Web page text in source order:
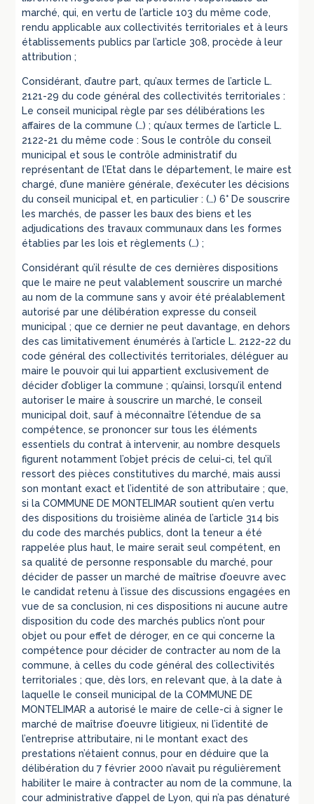
marché, qui, en vertu de l’article 103 du même code,
rendu applicable aux collectivités territoriales et à leurs
établissements publics par l’article 308, procède à leur
attribution ;
Considérant, d’autre part, qu’aux termes de l’article L.
2121-29 du code général des collectivités territoriales :
Le conseil municipal règle par ses délibérations les
affaires de la commune (…) ; qu’aux termes de l’article L.
2122-21 du même code : Sous le contrôle du conseil
municipal et sous le contrôle administratif du
représentant de l’Etat dans le département, le maire est
chargé, d’une manière générale, d’exécuter les décisions
du conseil municipal et, en particulier : (…) 6° De souscrire
les marchés, de passer les baux des biens et les
adjudications des travaux communaux dans les formes
établies par les lois et règlements (…) ;
Considérant qu’il résulte de ces dernières dispositions
que le maire ne peut valablement souscrire un marché
au nom de la commune sans y avoir été préalablement
autorisé par une délibération expresse du conseil
municipal ; que ce dernier ne peut davantage, en dehors
des cas limitativement énumérés à l’article L. 2122-22 du
code général des collectivités territoriales, déléguer au
maire le pouvoir qui lui appartient exclusivement de
décider d’obliger la commune ; qu’ainsi, lorsqu’il entend
autoriser le maire à souscrire un marché, le conseil
municipal doit, sauf à méconnaître l’étendue de sa
compétence, se prononcer sur tous les éléments
essentiels du contrat à intervenir, au nombre desquels
figurent notamment l’objet précis de celui-ci, tel qu’il
ressort des pièces constitutives du marché, mais aussi
son montant exact et l’identité de son attributaire ; que,
si la COMMUNE DE MONTELIMAR soutient qu’en vertu
des dispositions du troisième alinéa de l’article 314 bis
du code des marchés publics, dont la teneur a été
rappelée plus haut, le maire serait seul compétent, en
sa qualité de personne responsable du marché, pour
décider de passer un marché de maîtrise d’oeuvre avec
le candidat retenu à l’issue des discussions engagées en
vue de sa conclusion, ni ces dispositions ni aucune autre
disposition du code des marchés publics n’ont pour
objet ou pour effet de déroger, en ce qui concerne la
compétence pour décider de contracter au nom de la
commune, à celles du code général des collectivités
territoriales ; que, dès lors, en relevant que, à la date à
laquelle le conseil municipal de la COMMUNE DE
MONTELIMAR a autorisé le maire de celle-ci à signer le
marché de maîtrise d’oeuvre litigieux, ni l’identité de
l’entreprise attributaire, ni le montant exact des
prestations n’étaient connus, pour en déduire que la
délibération du 7 février 2000 n’avait pu régulièrement
habiliter le maire à contracter au nom de la commune, la
cour administrative d’appel de Lyon, qui n’a pas dénaturé